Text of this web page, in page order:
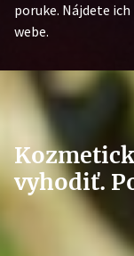
poruke. Nájdete ich
webe.
vyhodiť.